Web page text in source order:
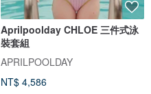
Aprilpoolday CHLOE 三件式泳
裝套組
APRILPOOLDAY
NT$ 4,586